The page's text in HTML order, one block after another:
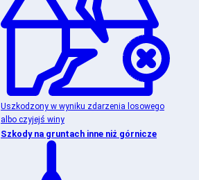
Uszkodzony w wyniku zdarzenia losowego
albo czyjejś winy
Szkody na gruntach inne niż górnicze